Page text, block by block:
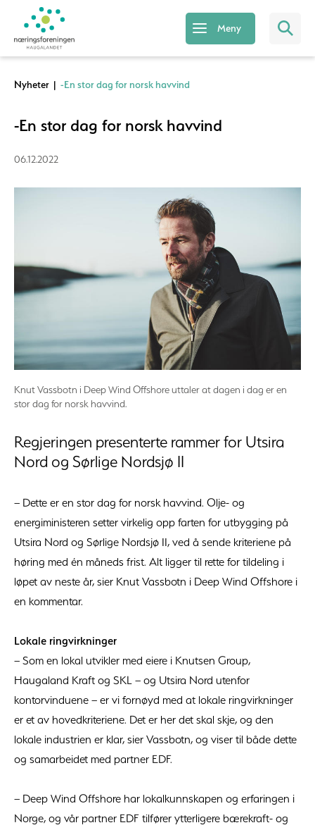
Meny
Nyheter | -En stor dag for norsk havvind
-En stor dag for norsk havvind
06.12.2022
Knut Vassbotn i Deep Wind Offshore uttaler at dagen i dag er en
stor dag for norsk havvind.
Regjeringen presenterte rammer for Utsira
Nord og Sørlige Nordsjø II
– Dette er en stor dag for norsk havvind. Olje- og
energiministeren setter virkelig opp farten for utbygging på
Utsira Nord og Sørlige Nordsjø II, ved å sende kriteriene på
høring med én måneds frist. Alt ligger til rette for tildeling i
løpet av neste år, sier Knut Vassbotn i Deep Wind Offshore i
en kommentar.
Lokale ringvirkninger
– Som en lokal utvikler med eiere i Knutsen Group,
Haugaland Kraft og SKL – og Utsira Nord utenfor
kontorvinduene – er vi fornøyd med at lokale ringvirkninger
er et av hovedkriteriene. Det er her det skal skje, og den
lokale industrien er klar, sier Vassbotn, og viser til både dette
og samarbeidet med partner EDF.
– Deep Wind Offshore har lokalkunnskapen og erfaringen i
Norge, og vår partner EDF tilfører ytterligere bærekraft- og